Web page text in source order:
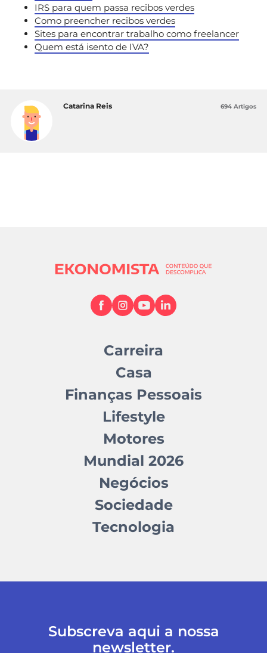
IRS para quem passa recibos verdes
Como preencher recibos verdes
Sites para encontrar trabalho como freelancer
Quem está isento de IVA?
Catarina Reis 694 Artigos
Carreira
Casa
Finanças Pessoais
Lifestyle
Motores
Mundial 2026
Negócios
Sociedade
Tecnologia
Subscreva aqui a nossa
newsletter.